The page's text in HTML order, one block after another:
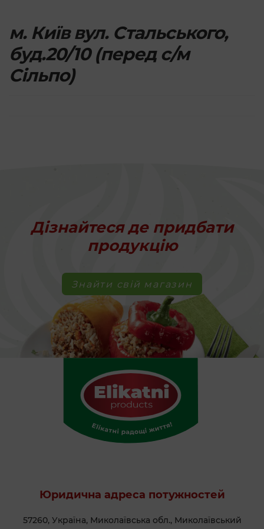
м. Київ вул. Стальського,
буд.20/10 (перед с/м
Сільпо)
Дізнайтеся де придбати
продукцію
Знайти свій магазин
Юридична адреса потужностей
57260, Україна, Миколаївська обл., Миколаївський